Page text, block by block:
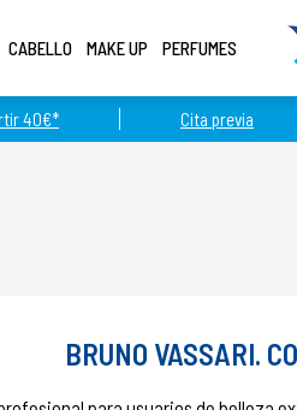
40€* Cita previa
CABELLO MAKE UP PERFUMES
BRUNO VASSARI.